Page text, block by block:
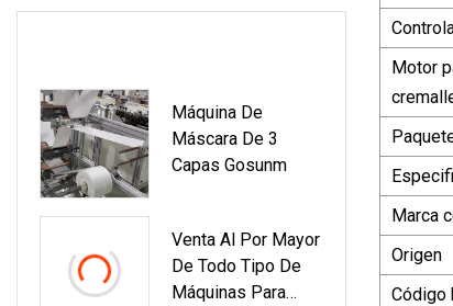
Máquina De
Máscara De 3
Capas Gosunm
Venta Al Por Mayor
De Todo Tipo De
Máquinas Para
Motor
Marca
Origen
Código